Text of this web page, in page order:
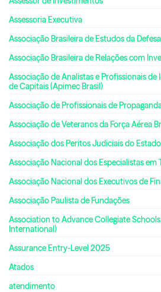
Assessoria Executiva
Associação Brasileira de Estudos da Defesa
Associação Brasileira de Relações com
Associação de Analistas e Profissionais
de Capitais (Apimec Brasil)
Associação de Profissionais de
Associação de Veteranos da Força Aérea
Associação dos Peritos Judiciais do
Associação Nacional dos Especialistas em
Associação Nacional dos Executivos de
Associação Paulista de Fundações
Association to Advance Collegiate
International)
Assurance Entry-Level 2025
Atados
atendimento